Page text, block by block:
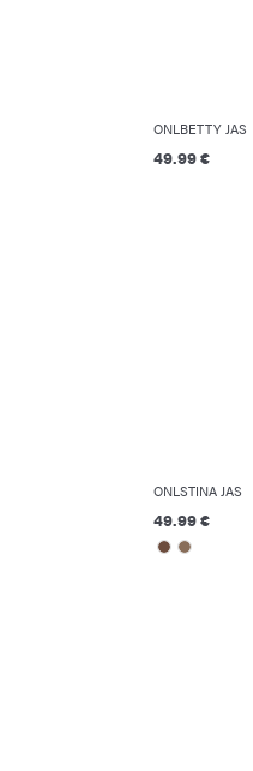
ONLBETTY JAS
49.99 €
ONLSTINA JAS
49.99 €